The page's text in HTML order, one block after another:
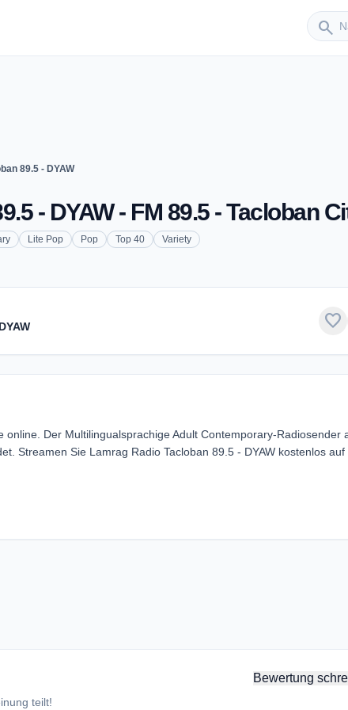
search
Sender
89.5 - DYAW
- DYAW - FM 89.5 - Tacloban
Lite Pop Pop Top 40 Variety
favorite
Der Multilingualsprachige Adult Contemporary-Radiosender
Streamen Sie Lamrag Radio Tacloban 89.5 - DYAW kostenlos auf
Bewertung
teilt!